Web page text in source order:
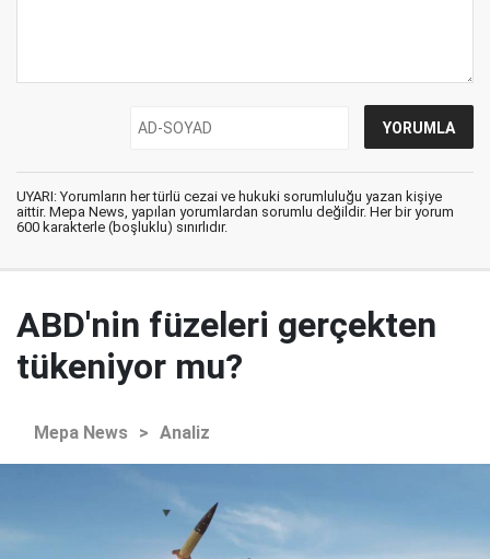
UYARI: Yorumların her türlü cezai ve hukuki sorumluluğu yazan kişiye
aittir. Mepa News, yapılan yorumlardan sorumlu değildir. Her bir yorum
600 karakterle (boşluklu) sınırlıdır.
ABD'nin füzeleri gerçekten
tükeniyor mu?
Mepa News > Analiz